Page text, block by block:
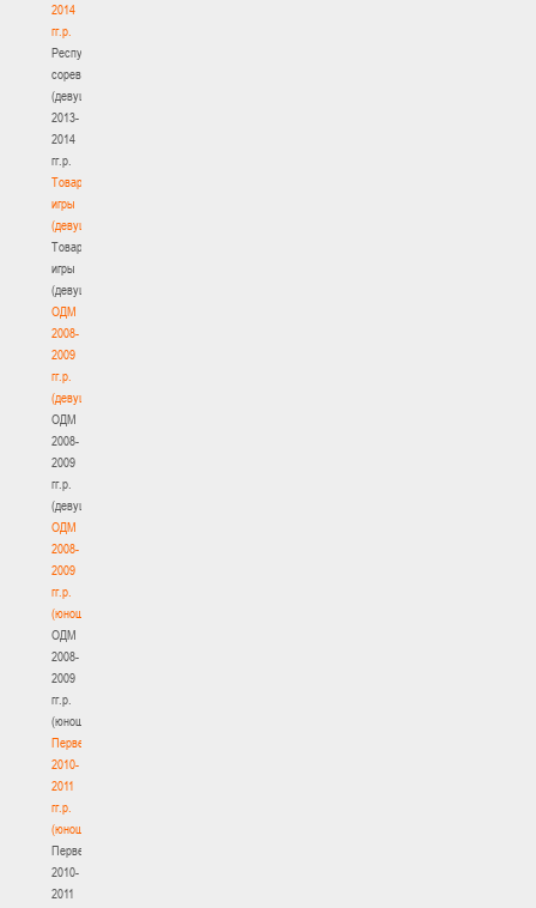
2014
гг.р.
Республиканские
соревнования
(девушки)
2013-
2014
гг.р.
Товарищеские
игры
(девушки)
Товарищеские
игры
(девушки)
ОДМ
2008-
2009
гг.р.
(девушки)
ОДМ
2008-
2009
гг.р.
(девушки)
ОДМ
2008-
2009
гг.р.
(юноши)
ОДМ
2008-
2009
гг.р.
(юноши)
Первенство
2010-
2011
гг.р.
(юноши)
Первенство
2010-
2011